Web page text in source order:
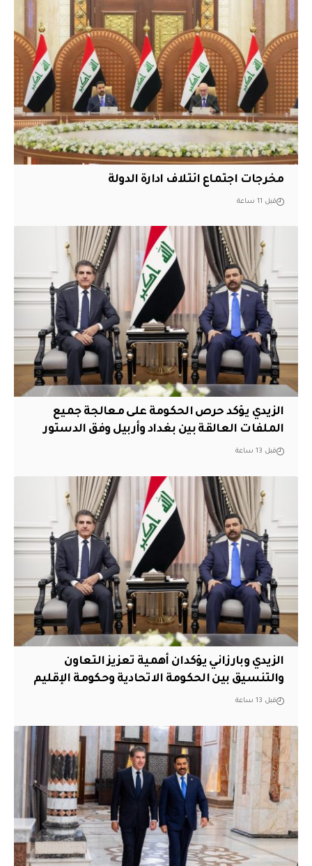
مخرجات اجتماع ائتلاف ادارة الدولة
قبل 11 ساعة
الزيدي يؤكد حرص الحكومة على معالجة جميع
الملفات العالقة بين بغداد وأربيل وفق الدستور
قبل 13 ساعة
الزيدي وبارزاني يؤكدان أهمية تعزيز التعاون
والتنسيق بين الحكومة الاتحادية وحكومة الإقليم
قبل 13 ساعة